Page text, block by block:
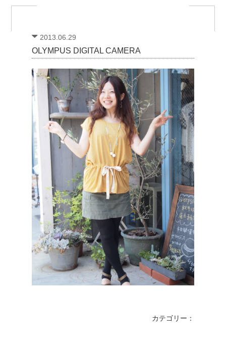
2013.06.29
OLYMPUS DIGITAL CAMERA
カテゴリー：